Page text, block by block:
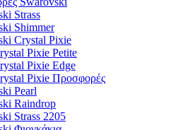
Strass
Shimmer
Crystal Pixie
Pixie Petite
Pixie Edge
Pixie Προσφορές
Pearl
Raindrop
Strass 2205